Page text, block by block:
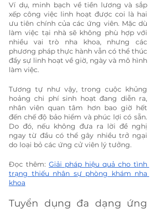
Ví dụ, minh bạch về tiền lương và sắp
xếp công việc linh hoạt được coi là hai
ưu tiên chính của các ứng viên. Mặc dù
làm việc tại nhà sẽ không phù hợp với
nhiều vai trò nha khoa, nhưng các
phương pháp thực hành vẫn có thể thúc
đẩy sự linh hoạt về giờ, ngày và mô hình
làm việc.
Tương tự như vậy, trong cuộc khủng
hoảng chi phí sinh hoạt đang diễn ra,
nhân viên quan tâm hơn bao giờ hết
đến chế độ bảo hiểm và phúc lợi có sẵn.
Do đó, nếu không đưa ra lời đề nghị
ngay từ đầu có thể gây nhiều trở ngại
do loại bỏ các ứng cử viên lý tưởng.
Đọc thêm: Giải pháp hiệu quả cho tình
trạng thiếu nhân sự phòng khám nha
khoa
Tuyển dụng đa dạng ứng